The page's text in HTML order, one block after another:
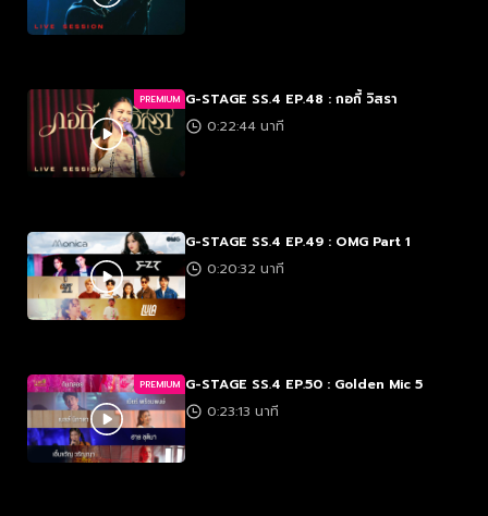
PREMIUM G-STAGE SS.4 EP.48 : กอกี้ วิสรา
0:22:44 นาที
G-STAGE SS.4 EP.49 : OMG Part 1
0:20:32 นาที
PREMIUM G-STAGE SS.4 EP.50 : Golden Mic 5
0:23:13 นาที